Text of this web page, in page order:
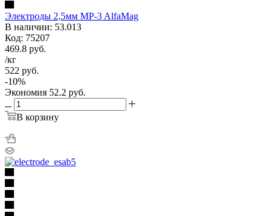
Электроды 2,5мм MP-3 AlfaMag
В наличии: 53.013
Код: 75207
469.8 руб.
/кг
522 руб.
-10%
Экономия 52.2 руб.
В корзину